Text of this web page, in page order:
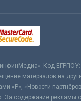
Код ЕГРПОУ:
материалов на
«Р», «Новости
За содержание рекламы